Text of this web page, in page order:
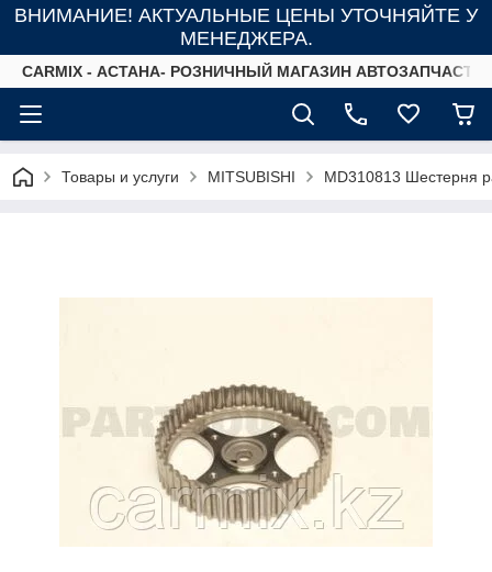
ВНИМАНИЕ! АКТУАЛЬНЫЕ ЦЕНЫ УТОЧНЯЙТЕ У
МЕНЕДЖЕРА.
СARMIX - АСТАНА- РОЗНИЧНЫЙ МАГАЗИН
Товары и услуги MITSUBISHI MD310813 Шестерня